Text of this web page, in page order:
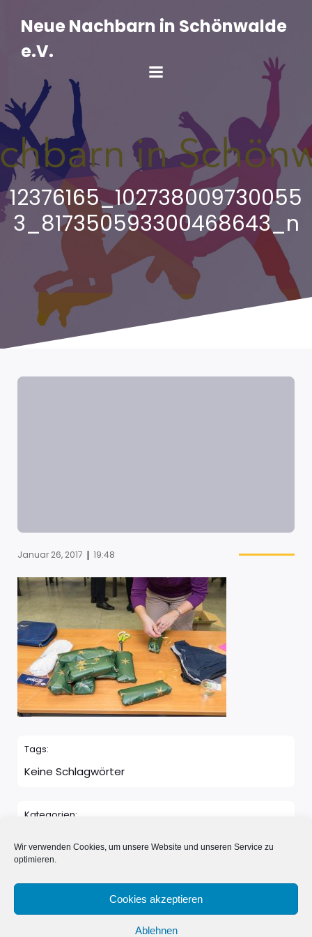
Wir verwenden Cookies, um unsere Website und unseren Service zu
optimieren.
Cookies akzeptieren
Ablehnen
Inhalt
springenNeue Nachbarn in Schönwalde
e.V.
12376165_102738009730055
3_817350593300468643_n
Januar 26, 2017 | 19:48
Tags:
Keine Schlagwörter
Kategorien: